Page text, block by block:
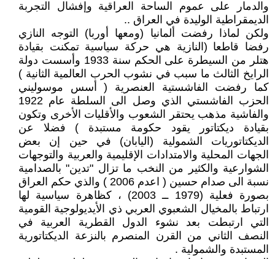
والدمار على عموم الساحة العراقية وإفشال التجربة
الديمقراطية الوليدة في العراق ..
ولكن لماذا رفضت ألمانيا (ومعها أوربا) التوجه النازي
رفضا قاطعا (النازية هي حركة سياسية تمكنت بقيادة
هتلر من السيطرة على الحكم سنة 1933 وأسست دولة
الرايخ الثالث ما سبب في نشوب الحرب العالمية الثانية )
كما رفضت الفاشستية العنصرية ( أسس موسوليني
الحزب الفاشستي الذي وصل الى السلطة عام 1922
والفاشية مذهب يحتقر الشعوب والأقليات الأخرى وتكون
بقيادة ديكتاتور يقود حكومة مستبدة ) فضلا عن
الديكتاتوريات الشمولية (اليابان) في حين إن بعض
الجهات المحلية والامتدادات الإقليمية والعربية والتوجهات
الشوارعية والكثير من النخب ما تزال "تدين" بالصدامية
نسبة الى صدام حسين ( اعدم 2006 ) والذي حكم العراق
بصورة فعلية (1979 ــ 2003) ، كظاهرة سياسية لها
ارتباط بالمخيال الشعبوي العربي ذي الأيديولوجية القومية
التي ارتبطت بعد نشوء الدول القطرية العربية في
النصف الثاني من القرن المنصرم بالنزعة الديكتاتورية
المستبدة والشمولية .